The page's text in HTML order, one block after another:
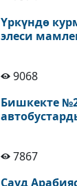
Үркүндө
элеси
9068
Бишкекте
7867
Сауд